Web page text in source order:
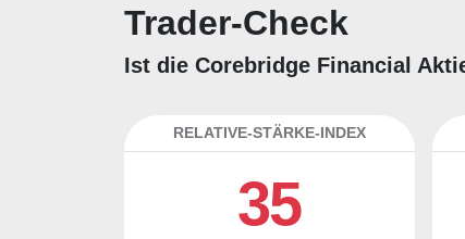
Trader-Check
Ist die Corebridge Financial
RELATIVE-STÄRKE-INDEX
35